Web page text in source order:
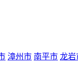
漳州市 南平市 龙岩